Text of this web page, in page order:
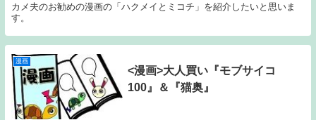
カメ夫のお勧めの漫画の「ハクメイとミコチ」を紹介したいと思いま
す。
漫画
<漫画>大人買い『モブサイコ
100』＆『猫奥』